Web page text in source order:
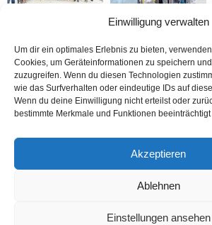
Einwilligung verwalten
Um dir ein optimales Erlebnis zu bieten,
Cookies, um Geräteinformationen zu speichern
zuzugreifen. Wenn du diesen Technologien
wie das Surfverhalten oder eindeutige IDs auf
Wenn du deine Einwilligung nicht erteilst oder
bestimmte Merkmale und Funktionen
Akzeptieren
Ablehnen
Einstellungen ansehen
Brandmauer adé: Die
AfD und das Versagen
BİZİ BU ÇOCUKLAR
DÜNYA KUPASINA
TAŞIDI